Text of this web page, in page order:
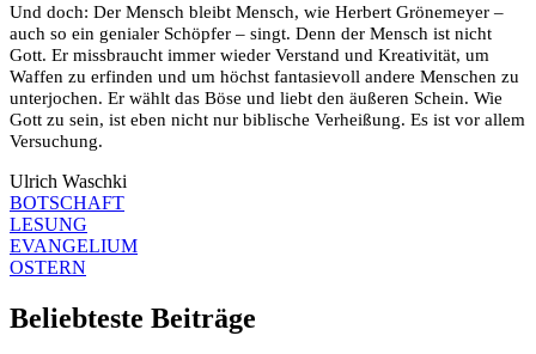
Und doch: Der Mensch bleibt Mensch, wie Herbert Grönemeyer –
auch so ein genialer Schöpfer – singt. Denn der Mensch ist nicht
Gott. Er missbraucht immer wieder Verstand und Kreativität, um
Waffen zu erfinden und um höchst fantasievoll andere Menschen zu
unterjochen. Er wählt das Böse und liebt den äußeren Schein. Wie
Gott zu sein, ist eben nicht nur biblische Verheißung. Es ist vor allem
Versuchung.
Ulrich Waschki
BOTSCHAFT
LESUNG
EVANGELIUM
OSTERN
Beliebteste Beiträge